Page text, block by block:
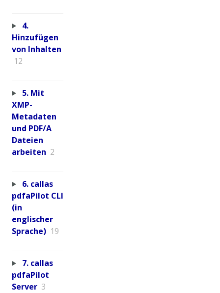
4.
Hinzufügen
von Inhalten
12
5. Mit
XMP-
Metadaten
und PDF/A
Dateien
arbeiten 2
6. callas
pdfaPilot CLI
(in
englischer
Sprache) 19
7. callas
pdfaPilot
Server 3